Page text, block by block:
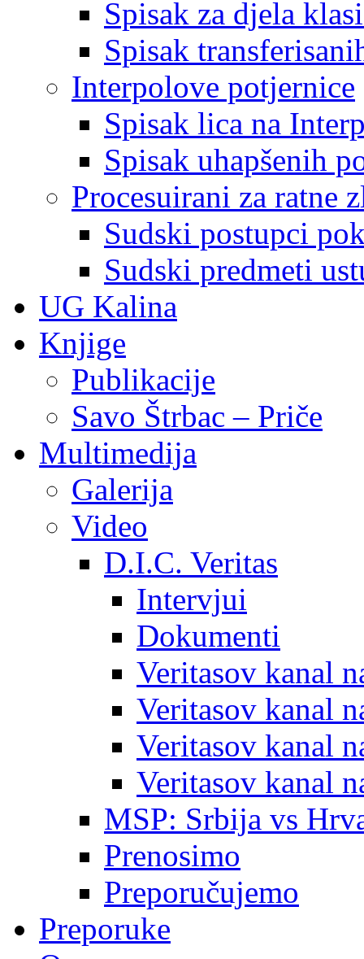
Spisak za djela
Spisak
Interpolove potjernice
Spisak lica na
Spisak uhapšenih
Procesuirani za ratne
Sudski postupci
Sudski predmeti
UG Kalina
Knjige
Publikacije
Savo Štrbac – Priče
Multimedija
Galerija
Video
D.I.C. Veritas
Intervjui
Dokumenti
Veritasov kanal
Veritasov kanal
Veritasov kanal
Veritasov kanal
MSP: Srbija vs
Prenosimo
Preporučujemo
Preporuke